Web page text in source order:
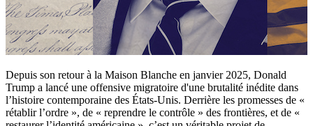
Depuis son retour à la Maison Blanche en janvier 2025, Donald
Trump a lancé une offensive migratoire d'une brutalité inédite dans
l’histoire contemporaine des États-Unis. Derrière les promesses de «
rétablir l’ordre », de « reprendre le contrôle » des frontières, et de «